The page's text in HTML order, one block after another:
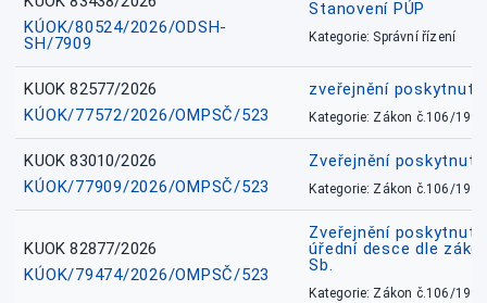
KÚOK/80524/2026/ODSH-
SH/7909
Stanovení PÚP
Kategorie: Správní řízení
KUOK 82577/2026
KÚOK/77572/2026/OMPSČ/523
zveřejnění
Kategorie: Zákon č.106/1999
KUOK 83010/2026
KÚOK/77909/2026/OMPSČ/523
Zveřejnění
Kategorie: Zákon č.106/1999
KUOK 82877/2026
KÚOK/79474/2026/OMPSČ/523
Zveřejnění
úřední desce dle
Sb.
Kategorie: Zákon č.106/1999